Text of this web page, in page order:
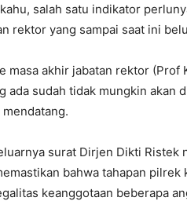
salah satu indikator
rektor yang sampai saat ini
masa akhir jabatan rektor
ada sudah tidak mungkin akan
surat Dirjen Dikti
bahwa tahapan
keanggotaan beberapa